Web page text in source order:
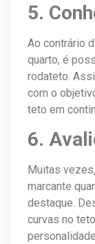
5.
Ao contrário
quarto, é
rodateto.
com o
teto em
6.
Muitas
marcante
destaque.
curvas no